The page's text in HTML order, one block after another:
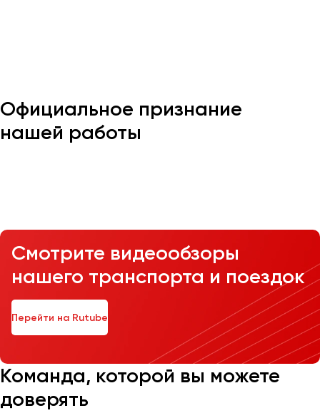
Официальное признание
нашей работы
Смотрите видеообзоры
нашего транспорта и поездок
Перейти на Rutube
Команда, которой вы можете
доверять
Иваново
Ижевск
Калуга
Кемерово
Керчь
Курск
Липецк